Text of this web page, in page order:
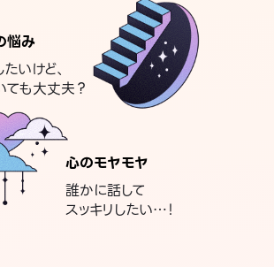
悩み
いけど、
ても大丈夫？
心のモヤモヤ
誰かに話して
スッキリしたい…！